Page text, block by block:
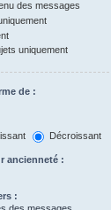
des messages
uniquement
de :
Décroissant
ancienneté :
: